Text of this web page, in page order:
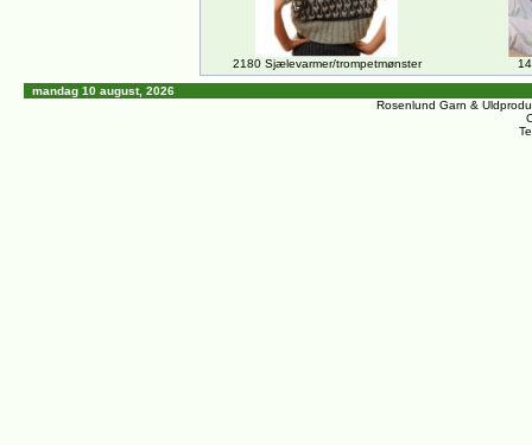
2180 Sjælevarmer/trompetmønster
mandag 10 august, 2026
Rosenlund Garn &